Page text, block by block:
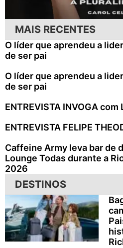
MAIS RECENTES
O líder que aprendeu a
de ser pai
O líder que aprendeu a
de ser pai
ENTREVISTA INVOGA com
ENTREVISTA FELIPE
Caffeine Army leva bar de
Lounge Todas durante a
2026
DESTINOS